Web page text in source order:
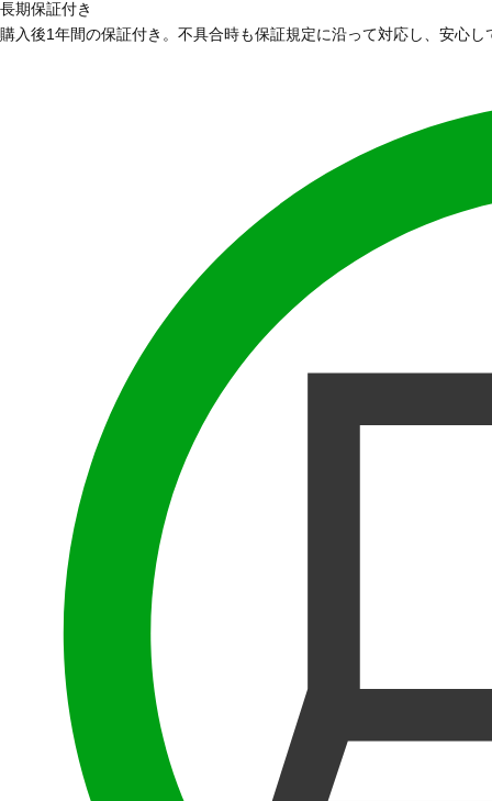
長期保証付き
購入後1年間の保証付き。不具合時も保証規定に沿って対応し、安心